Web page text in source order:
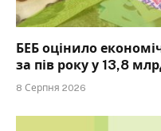
БЕБ оцінило
за пів року у 13,8
8 Серпня 2026